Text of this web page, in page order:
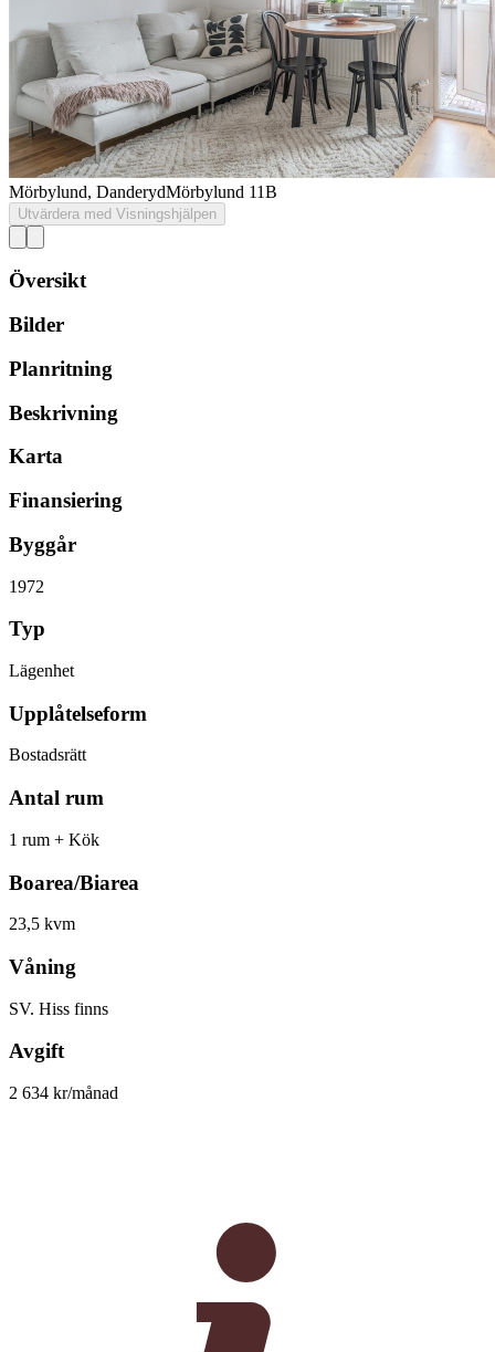
Mörbylund, DanderydMörbylund 11B
Utvärdera med Visningshjälpen
Översikt
Bilder
Planritning
Beskrivning
Karta
Finansiering
Byggår
1972
Typ
Lägenhet
Upplåtelseform
Bostadsrätt
Antal rum
1 rum + Kök
Boarea/Biarea
23,5 kvm
Våning
SV. Hiss finns
Avgift
2 634 kr/månad